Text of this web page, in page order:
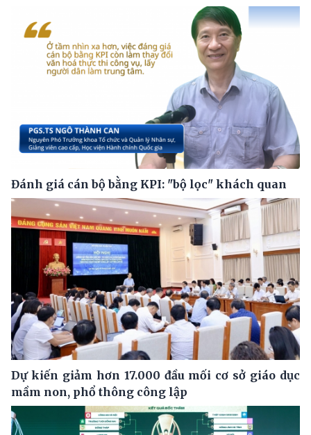
Đánh giá cán bộ bằng KPI: "bộ lọc" khách quan
Dự kiến giảm hơn 17.000 đầu mối cơ sở giáo dục
mầm non, phổ thông công lập